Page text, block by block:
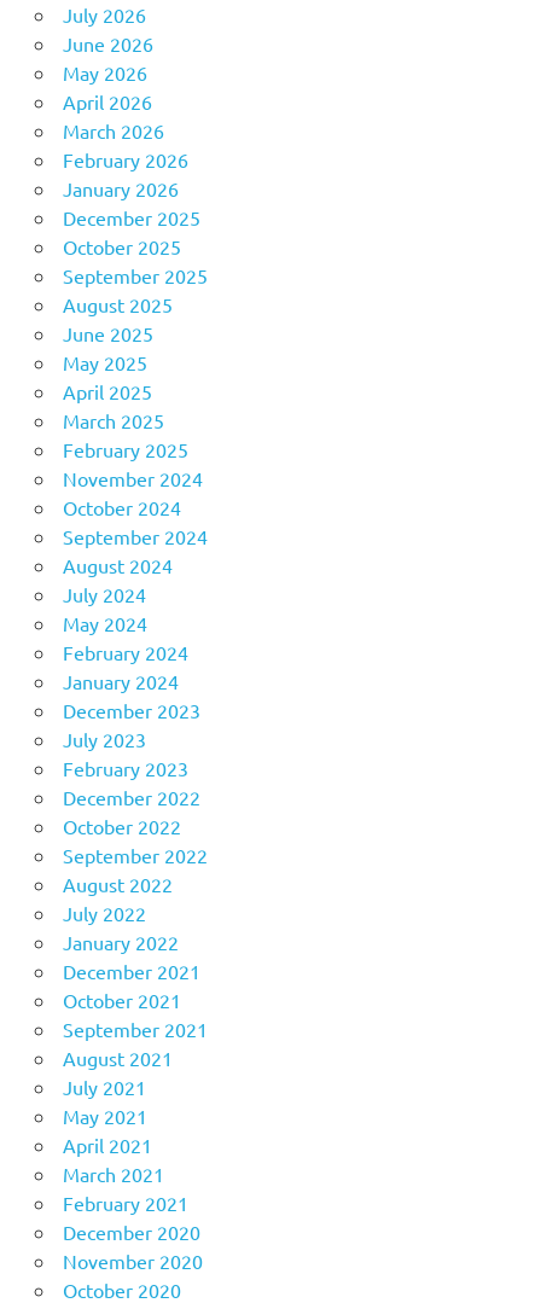
July 2026
June 2026
May 2026
April 2026
March 2026
February 2026
January 2026
December 2025
October 2025
September 2025
August 2025
June 2025
May 2025
April 2025
March 2025
February 2025
November 2024
October 2024
September 2024
August 2024
July 2024
May 2024
February 2024
January 2024
December 2023
July 2023
February 2023
December 2022
October 2022
September 2022
August 2022
July 2022
January 2022
December 2021
October 2021
September 2021
August 2021
July 2021
May 2021
April 2021
March 2021
February 2021
December 2020
November 2020
October 2020